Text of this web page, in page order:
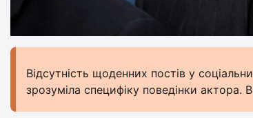
Відсутність щоденних постів у
зрозуміла специфіку поведінки актора.